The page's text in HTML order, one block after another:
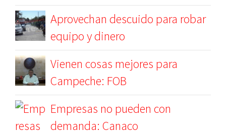
Aprovechan descuido para robar
equipo y dinero
Vienen cosas mejores para
Campeche: FOB
Empresas no pueden con
demanda: Canaco